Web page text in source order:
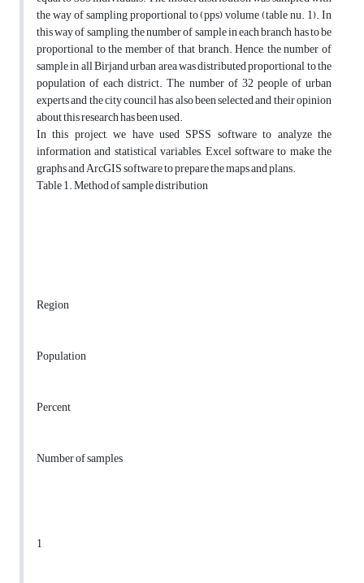
the way of sampling proportional to (pps) volume (table nu. 1). In
this way of sampling, the number of sample in each branch has to be
proportional to the member of that branch. Hence, the number of
sample in all Birjand urban area was distributed proportional to the
population of each district. The number of 32 people of urban
experts and the city council has also been selected and their opinion
about this research has been used.
In this project, we have used SPSS software to analyze the
information and statistical variables, Excel software to make the
graphs and ArcGIS software to prepare the maps and plans.
Table 1. Method of sample distribution
Region
Population
Percent
Number of samples
1